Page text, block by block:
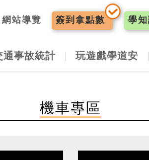
網站導覽 簽到 拿點數 學知
通事故統計 玩遊戲學道安
機車專區